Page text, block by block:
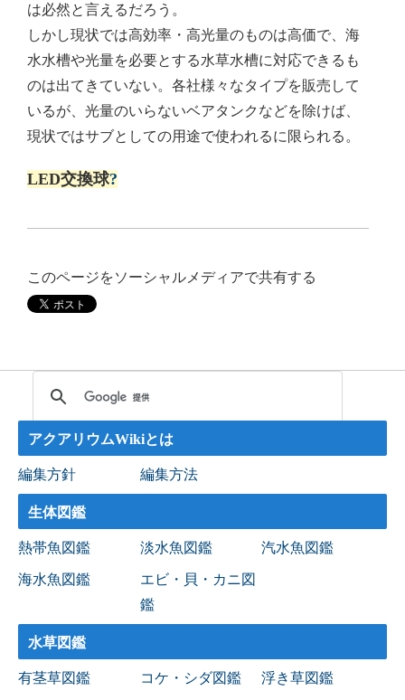
は必然と言えるだろう。
しかし現状では高効率・高光量のものは高価で、海
水水槽や光量を必要とする水草水槽に対応できるも
のは出てきていない。各社様々なタイプを販売して
いるが、光量のいらないベアタンクなどを除けば、
現状ではサブとしての用途で使われるに限られる。
LED交換球?
このページをソーシャルメディアで共有する
アクアリウムWikiとは
編集方針 編集方法
生体図鑑
熱帯魚図鑑 淡水魚図鑑 汽水魚図鑑
海水魚図鑑
エビ・貝・カニ図
鑑
水草図鑑
有茎草図鑑 コケ・シダ図鑑 浮き草図鑑